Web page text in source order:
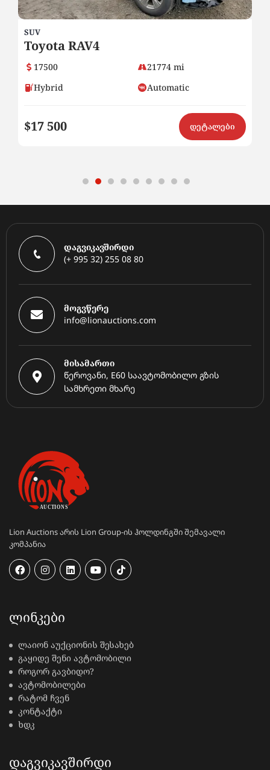
SUV
Toyota RAV4
17500
21774 mi
Hybrid
Automatic
$17 500 დეტალები
დაგვიკავშირდი
(+ 995 32) 255 08 80
მოგვწერე
info@lionauctions.com
მისამართი
წეროვანი, E60 საავტომობილო გზის
სამხრეთი მხარე
Lion Auctions არის Lion Group-ის ჰოლდინგში შემავალი
კომპანია
ᲚᲘᲜᲙᲔᲑᲘ
ლაიონ აუქციონის შესახებ
გაყიდე შენი ავტომობილი
როგორ გავბიდო?
ავტომობილები
რატომ ჩვენ
კონტაქტი
ხდკ
ᲓᲐᲒᲕᲘᲙᲐᲕᲨᲘᲠᲓᲘ